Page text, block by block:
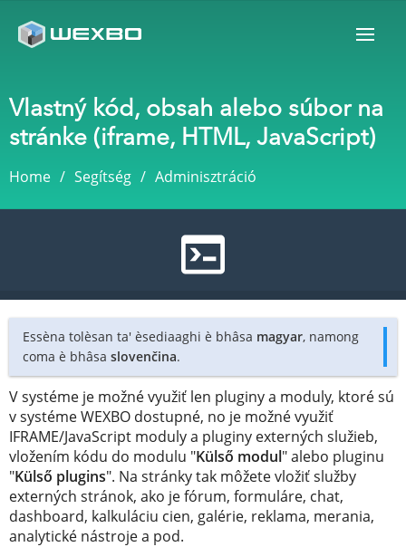
Vlastný kód, obsah alebo súbor na
stránke (iframe, HTML, JavaScript)
Home Segítség Adminisztráció
Essèna tolèsan ta' èsediaaghi è bhâsa magyar, namong
coma è bhâsa slovenčina.
V systéme je možné využiť len pluginy a moduly, ktoré sú
v systéme WEXBO dostupné, no je možné využiť
IFRAME/JavaScript moduly a pluginy externých služieb,
vložením kódu do modulu "Külső modul" alebo pluginu
"Külső plugins". Na stránky tak môžete vložiť služby
externých stránok, ako je fórum, formuláre, chat,
dashboard, kalkuláciu cien, galérie, reklama, merania,
analytické nástroje a pod.